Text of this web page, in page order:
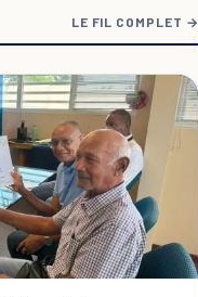
LE FIL COMPLET →